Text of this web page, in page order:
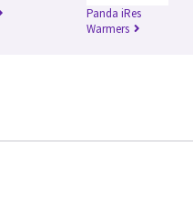
Panda iRes
Warmers